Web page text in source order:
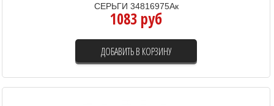
СЕРЬГИ 34816975Ак
1083 руб
ДОБАВИТЬ В КОРЗИНУ